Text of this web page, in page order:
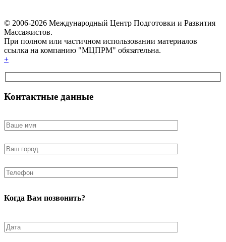
© 2006-2026 Международный Центр Подготовки и Развития
Массажистов.
При полном или частичном использовании материалов
ссылка на компанию "МЦПРМ" обязательна.
+
Контактные данные
Когда Вам позвонить?